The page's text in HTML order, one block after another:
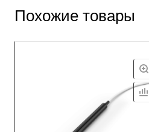
Похожие товары